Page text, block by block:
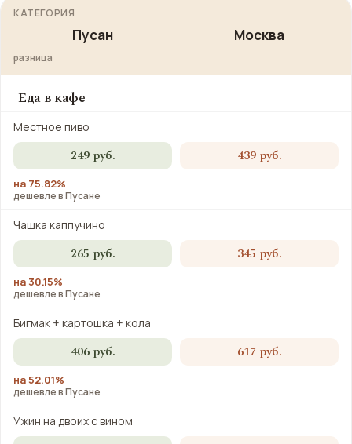
КАТЕГОРИЯ
Пусан Москва
разница
Еда в кафе
Местное пиво
249 руб. 439 руб.
на 75.82%
дешевле в Пусане
Чашка каппучино
265 руб. 345 руб.
на 30.15%
дешевле в Пусане
Бигмак + картошка + кола
406 руб. 617 руб.
на 52.01%
дешевле в Пусане
Ужин на двоих с вином